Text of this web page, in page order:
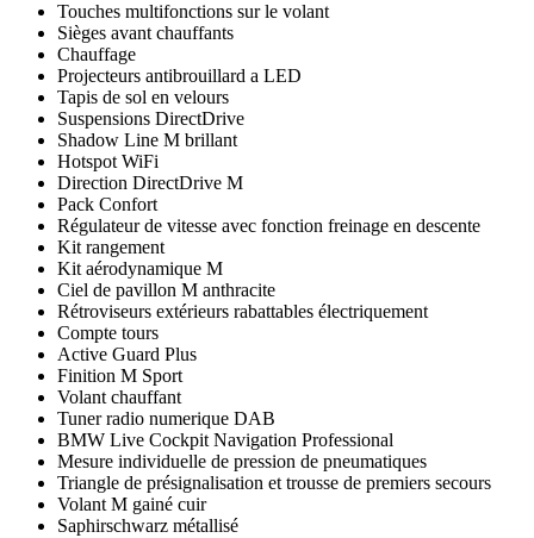
Touches multifonctions sur le volant
Sièges avant chauffants
Chauffage
Projecteurs antibrouillard a LED
Tapis de sol en velours
Suspensions DirectDrive
Shadow Line M brillant
Hotspot WiFi
Direction DirectDrive M
Pack Confort
Régulateur de vitesse avec fonction freinage en descente
Kit rangement
Kit aérodynamique M
Ciel de pavillon M anthracite
Rétroviseurs extérieurs rabattables électriquement
Compte tours
Active Guard Plus
Finition M Sport
Volant chauffant
Tuner radio numerique DAB
BMW Live Cockpit Navigation Professional
Mesure individuelle de pression de pneumatiques
Triangle de présignalisation et trousse de premiers secours
Volant M gainé cuir
Saphirschwarz métallisé